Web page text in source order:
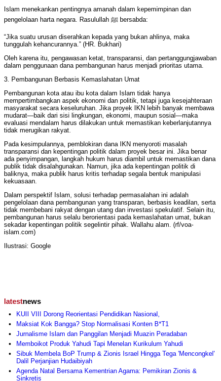
Islam menekankan pentingnya amanah dalam kepemimpinan dan
pengelolaan harta negara. Rasulullah ﷺ bersabda:
“Jika suatu urusan diserahkan kepada yang bukan ahlinya, maka
tunggulah kehancurannya.” (HR. Bukhari)
Oleh karena itu, pengawasan ketat, transparansi, dan pertanggungjawaban
dalam penggunaan dana pembangunan harus menjadi prioritas utama.
3. Pembangunan Berbasis Kemaslahatan Umat
Pembangunan kota atau ibu kota dalam Islam tidak hanya
mempertimbangkan aspek ekonomi dan politik, tetapi juga kesejahteraan
masyarakat secara keseluruhan. Jika proyek IKN lebih banyak membawa
mudarat—baik dari sisi lingkungan, ekonomi, maupun sosial—maka
evaluasi mendalam harus dilakukan untuk memastikan keberlanjutannya
tidak merugikan rakyat.
Pada kesimpulannya, pemblokiran dana IKN menyoroti masalah
transparansi dan kepentingan politik dalam proyek besar ini. Jika benar
ada penyimpangan, langkah hukum harus diambil untuk memastikan dana
publik tidak disalahgunakan. Namun, jika ada kepentingan politik di
baliknya, maka publik harus kritis terhadap segala bentuk manipulasi
kekuasaan.
Dalam perspektif Islam, solusi terhadap permasalahan ini adalah
pengelolaan dana pembangunan yang transparan, berbasis keadilan, serta
tidak membebani rakyat dengan utang dan investasi spekulatif. Selain itu,
pembangunan harus selalu berorientasi pada kemaslahatan umat, bukan
sekadar kepentingan politik segelintir pihak. Wallahu alam. (rf/voa-
islam.com)
Ilustrasi: Google
latestnews
KUII VIII Dorong Reorientasi Pendidikan Nasional,
Maksiat Kok Bangga? Stop Normalisasi Konten B*T1
Jurnalisme Islam dan Panggilan Menjadi Muazin Peradaban
Memboikot Produk Yahudi Tapi Menelan Kurikulum Yahudi
Sibuk Membela BoP Trump & Zionis Israel Hingga Tega 'Mencongkel'
Dalil Perjanjian Hudaibiyah
Agenda Natal Bersama Kementrian Agama: Pemikiran Zionis &
Sinkretis